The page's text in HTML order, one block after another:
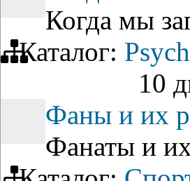
Когда мы
Каталог:
10
Фаны и их
Фанаты и